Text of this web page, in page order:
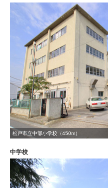
松戸市立中部小学校（450m）
中学校